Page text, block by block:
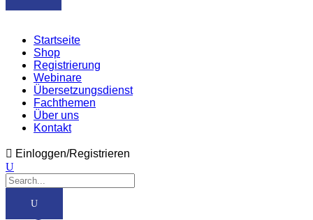
Startseite
Shop
Registrierung
Webinare
Übersetzungsdienst
Fachthemen
Über uns
Kontakt
Einloggen/Registrieren